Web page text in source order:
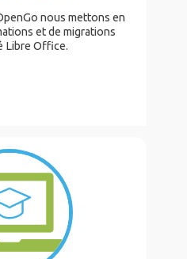
nous mettons en
et de migrations
Libre Office.